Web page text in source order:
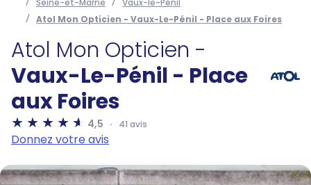
Seine-et-Marne
Vaux-le-Pénil
Atol Mon Opticien - Vaux-Le-Pénil - Place aux Foires
Atol Mon Opticien -
Vaux-Le-Pénil - Place
aux Foires
4,5 41 avis
Donnez votre avis